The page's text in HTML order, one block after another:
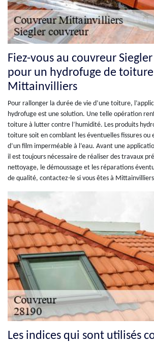
Fiez-vous au couvreur
pour un hydrofuge de toiture
Mittainvilliers
Pour rallonger la durée de vie d’une toiture,
hydrofuge est une solution. Une telle opération
toiture à lutter contre l’humidité. Les produits
toiture soit en comblant les éventuelles fissures
d’un film imperméable à l’eau. Avant une
il est toujours nécessaire de réaliser des travaux
nettoyage, le démoussage et les réparations
de qualité, contactez-le si vous êtes à
Les indices qui sont utilisés